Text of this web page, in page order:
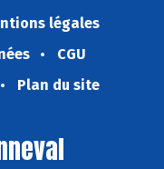
légales
CGU
Plan du site